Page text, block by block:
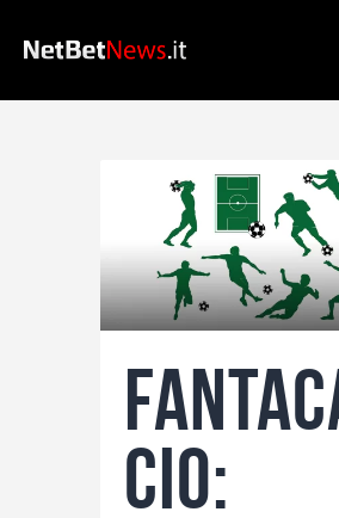
Calcio
Basket
Lo Sapevi Che
Fantacalcio
I consigli di Giulia
cio: